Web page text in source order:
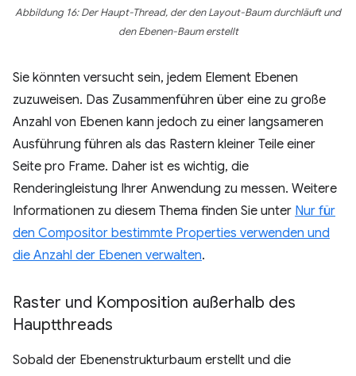
Abbildung 16: Der Haupt-Thread, der den Layout-Baum durchläuft und
den Ebenen-Baum erstellt
Sie könnten versucht sein, jedem Element Ebenen
zuzuweisen. Das Zusammenführen über eine zu große
Anzahl von Ebenen kann jedoch zu einer langsameren
Ausführung führen als das Rastern kleiner Teile einer
Seite pro Frame. Daher ist es wichtig, die
Renderingleistung Ihrer Anwendung zu messen. Weitere
Informationen zu diesem Thema finden Sie unter Nur für
den Compositor bestimmte Properties verwenden und
die Anzahl der Ebenen verwalten.
Raster und Komposition außerhalb des
Hauptthreads
Sobald der Ebenenstrukturbaum erstellt und die